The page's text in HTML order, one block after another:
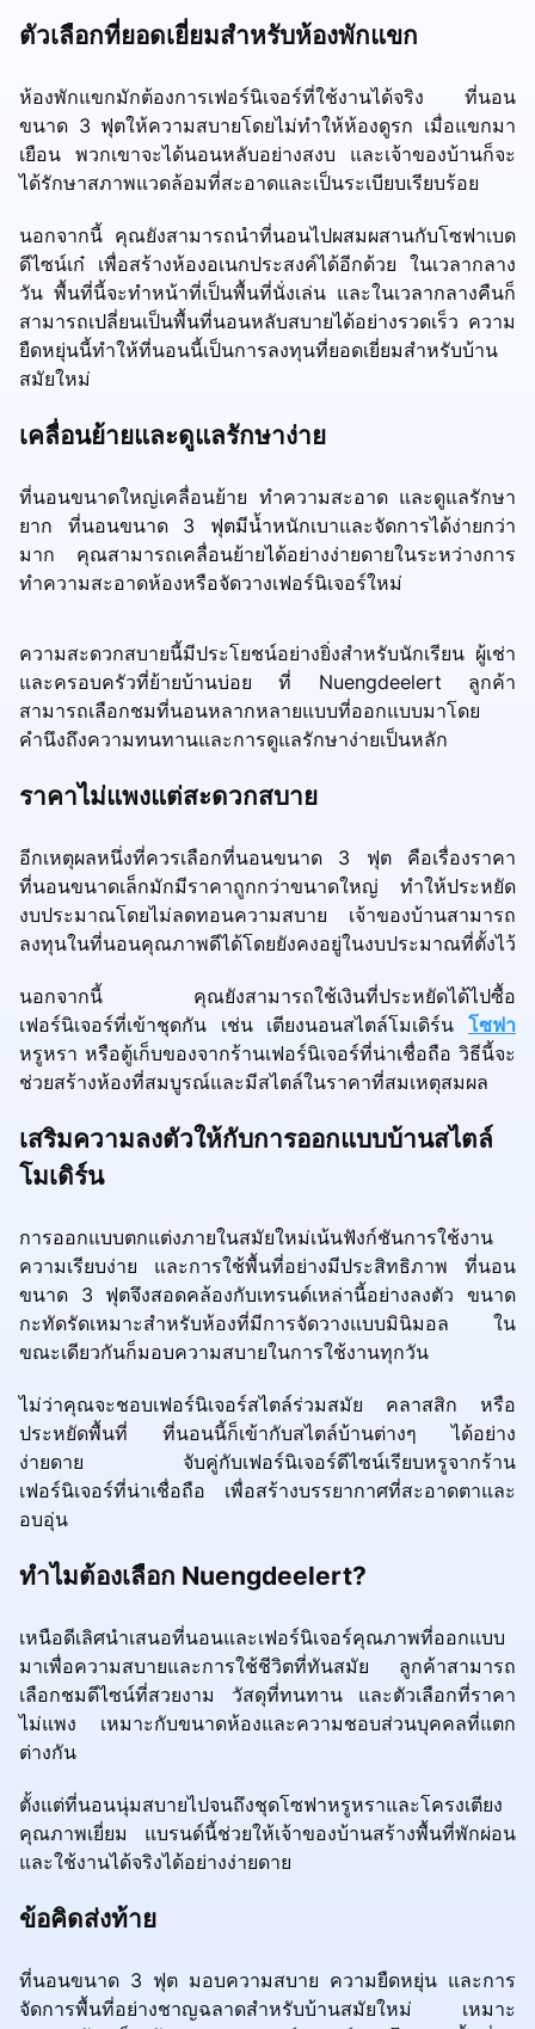
ตัวเลือกที่ยอดเยี่ยมสำหรับห้องพักแขก
ห้องพักแขกมักต้องการเฟอร์นิเจอร์ที่ใช้งานได้จริง ที่นอน
ขนาด 3 ฟุตให้ความสบายโดยไม่ทำให้ห้องดูรก เมื่อแขกมา
เยือน พวกเขาจะได้นอนหลับอย่างสงบ และเจ้าของบ้านก็จะ
ได้รักษาสภาพแวดล้อมที่สะอาดและเป็นระเบียบเรียบร้อย
นอกจากนี้ คุณยังสามารถนำที่นอนไปผสมผสานกับโซฟาเบด
ดีไซน์เก๋ เพื่อสร้างห้องอเนกประสงค์ได้อีกด้วย ในเวลากลาง
วัน พื้นที่นี้จะทำหน้าที่เป็นพื้นที่นั่งเล่น และในเวลากลางคืนก็
สามารถเปลี่ยนเป็นพื้นที่นอนหลับสบายได้อย่างรวดเร็ว ความ
ยืดหยุ่นนี้ทำให้ที่นอนนี้เป็นการลงทุนที่ยอดเยี่ยมสำหรับบ้าน
สมัยใหม่
เคลื่อนย้ายและดูแลรักษาง่าย
ที่นอนขนาดใหญ่เคลื่อนย้าย ทำความสะอาด และดูแลรักษา
ยาก ที่นอนขนาด 3 ฟุตมีน้ำหนักเบาและจัดการได้ง่ายกว่า
มาก คุณสามารถเคลื่อนย้ายได้อย่างง่ายดายในระหว่างการ
ทำความสะอาดห้องหรือจัดวางเฟอร์นิเจอร์ใหม่
ความสะดวกสบายนี้มีประโยชน์อย่างยิ่งสำหรับนักเรียน ผู้เช่า
และครอบครัวที่ย้ายบ้านบ่อย ที่ Nuengdeelert ลูกค้า
สามารถเลือกชมที่นอนหลากหลายแบบที่ออกแบบมาโดย
คำนึงถึงความทนทานและการดูแลรักษาง่ายเป็นหลัก
ราคาไม่แพงแต่สะดวกสบาย
อีกเหตุผลหนึ่งที่ควรเลือกที่นอนขนาด 3 ฟุต คือเรื่องราคา
ที่นอนขนาดเล็กมักมีราคาถูกกว่าขนาดใหญ่ ทำให้ประหยัด
งบประมาณโดยไม่ลดทอนความสบาย เจ้าของบ้านสามารถ
ลงทุนในที่นอนคุณภาพดีได้โดยยังคงอยู่ในงบประมาณที่ตั้งไว้
นอกจากนี้ คุณยังสามารถใช้เงินที่ประหยัดได้ไปซื้อ
เฟอร์นิเจอร์ที่เข้าชุดกัน เช่น เตียงนอนสไตล์โมเดิร์น โซฟา
หรูหรา หรือตู้เก็บของจากร้านเฟอร์นิเจอร์ที่น่าเชื่อถือ วิธีนี้จะ
ช่วยสร้างห้องที่สมบูรณ์และมีสไตล์ในราคาที่สมเหตุสมผล
เสริมความลงตัวให้กับการออกแบบบ้านสไตล์
โมเดิร์น
การออกแบบตกแต่งภายในสมัยใหม่เน้นฟังก์ชันการใช้งาน
ความเรียบง่าย และการใช้พื้นที่อย่างมีประสิทธิภาพ ที่นอน
ขนาด 3 ฟุตจึงสอดคล้องกับเทรนด์เหล่านี้อย่างลงตัว ขนาด
กะทัดรัดเหมาะสำหรับห้องที่มีการจัดวางแบบมินิมอล ใน
ขณะเดียวกันก็มอบความสบายในการใช้งานทุกวัน
ไม่ว่าคุณจะชอบเฟอร์นิเจอร์สไตล์ร่วมสมัย คลาสสิก หรือ
ประหยัดพื้นที่ ที่นอนนี้ก็เข้ากับสไตล์บ้านต่างๆ ได้อย่าง
ง่ายดาย จับคู่กับเฟอร์นิเจอร์ดีไซน์เรียบหรูจากร้าน
เฟอร์นิเจอร์ที่น่าเชื่อถือ เพื่อสร้างบรรยากาศที่สะอาดตาและ
อบอุ่น
ทำไมต้องเลือก Nuengdeelert?
เหนือดีเลิศนำเสนอที่นอนและเฟอร์นิเจอร์คุณภาพที่ออกแบบ
มาเพื่อความสบายและการใช้ชีวิตที่ทันสมัย ​​ลูกค้าสามารถ
เลือกชมดีไซน์ที่สวยงาม วัสดุที่ทนทาน และตัวเลือกที่ราคา
ไม่แพง เหมาะกับขนาดห้องและความชอบส่วนบุคคลที่แตก
ต่างกัน
ตั้งแต่ที่นอนนุ่มสบายไปจนถึงชุดโซฟาหรูหราและโครงเตียง
คุณภาพเยี่ยม แบรนด์นี้ช่วยให้เจ้าของบ้านสร้างพื้นที่พักผ่อน
และใช้งานได้จริงได้อย่างง่ายดาย
ข้อคิดส่งท้าย
ที่นอนขนาด 3 ฟุต มอบความสบาย ความยืดหยุ่น และการ
จัดการพื้นที่อย่างชาญฉลาดสำหรับบ้านสมัยใหม่ เหมาะ